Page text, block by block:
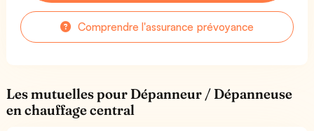
Comprendre l'assurance prévoyance
Les mutuelles pour Dépanneur / Dépanneuse
en chauffage central